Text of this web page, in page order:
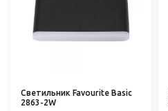
Светильник Favourite Basic
2863-2W